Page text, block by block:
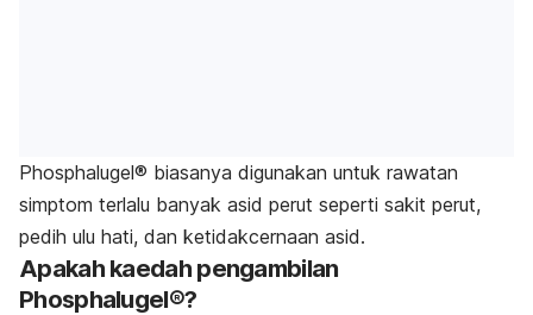
Phosphalugel® biasanya digunakan untuk rawatan
simptom terlalu banyak asid perut seperti sakit perut,
pedih ulu hati, dan ketidakcernaan asid.
Apakah kaedah pengambilan
Phosphalugel®?